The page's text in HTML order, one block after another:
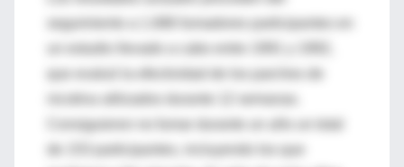
seguimiento a 1.686 fumadores participantes en
Consiguieron no fumar durante un año un total